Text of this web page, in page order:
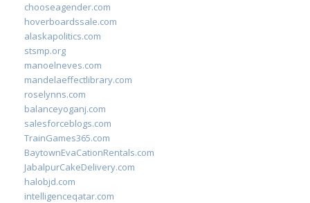
chooseagender.com
hoverboardssale.com
alaskapolitics.com
stsmp.org
manoelneves.com
mandelaeffectlibrary.com
roselynns.com
balanceyoganj.com
salesforceblogs.com
TrainGames365.com
BaytownEvaCationRentals.com
JabalpurCakeDelivery.com
halobjd.com
intelligenceqatar.com